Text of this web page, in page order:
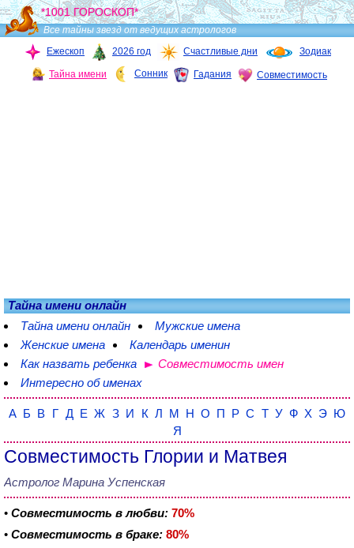
*1001 ГОРОСКОП*
Все тайны звезд от ведущих астрологов
Ежескоп
2026 год Счастливые дни Зодиак
Тайна имени Сонник Гадания Совместимость
Тайна имени онлайн
Тайна имени онлайн
Мужские имена
Женские имена
Календарь именин
Как назвать ребенка
Совместимость имен
Интересно об именах
А Б В Г Д Е Ж З И К Л М Н О П Р С Т У Ф Х Э Ю
Я
Совместимость Глории и Матвея
Астролог Марина Успенская
• Совместимость в любви: 70%
• Совместимость в браке: 80%